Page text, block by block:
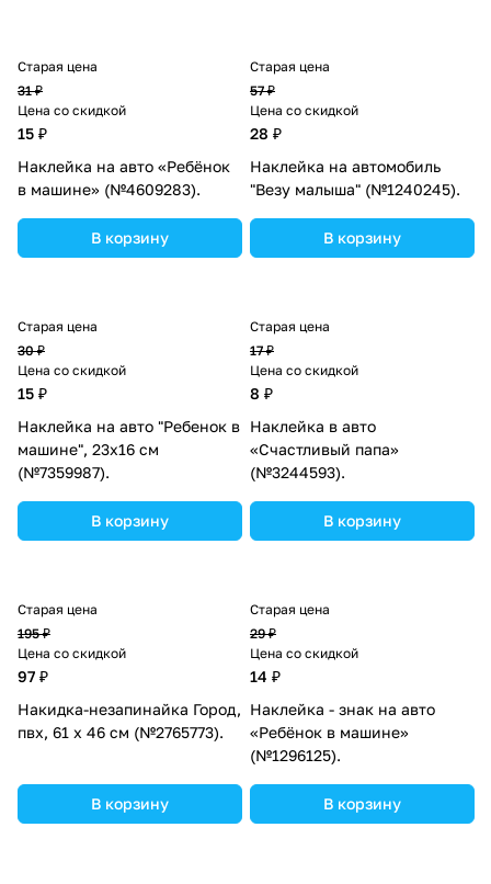
Старая цена
31 ₽
Цена со скидкой
15 ₽
Наклейка на авто «Ребёнок
в машине» (№4609283).
В корзину
Старая цена
57 ₽
Цена со скидкой
28 ₽
Наклейка на автомобиль
"Везу малыша" (№1240245).
В корзину
Старая цена
30 ₽
Цена со скидкой
15 ₽
Наклейка на авто "Ребенок в
машине", 23х16 см
(№7359987).
В корзину
Старая цена
17 ₽
Цена со скидкой
8 ₽
Наклейка в авто
«Счастливый папа»
(№3244593).
В корзину
Старая цена
195 ₽
Цена со скидкой
97 ₽
Накидка-незапинайка Город,
пвх, 61 х 46 см (№2765773).
В корзину
Старая цена
29 ₽
Цена со скидкой
14 ₽
Наклейка - знак на авто
«Ребёнок в машине»
(№1296125).
В корзину